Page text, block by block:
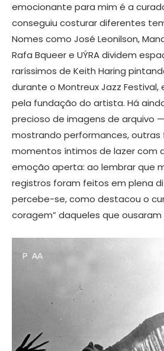
emocionante para mim é a
conseguiu costurar diferentes
Nomes como José Leonilson,
Rafa Bqueer e UÝRA dividem
raríssimos de Keith Haring
durante o Montreux Jazz Festival,
pela fundação do artista. Há
precioso de imagens de arquivo
mostrando performances, outras
momentos íntimos de lazer com
emoção aperta: ao lembrar que
registros foram feitos em plena
percebe-se, como destacou o
coragem” daqueles que ousaram